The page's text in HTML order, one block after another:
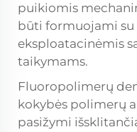
puikiomis
būti formuojami
eksploatacinėmis
taikymams.
Fluoropolimerų
kokybės polimerų
pasižymi